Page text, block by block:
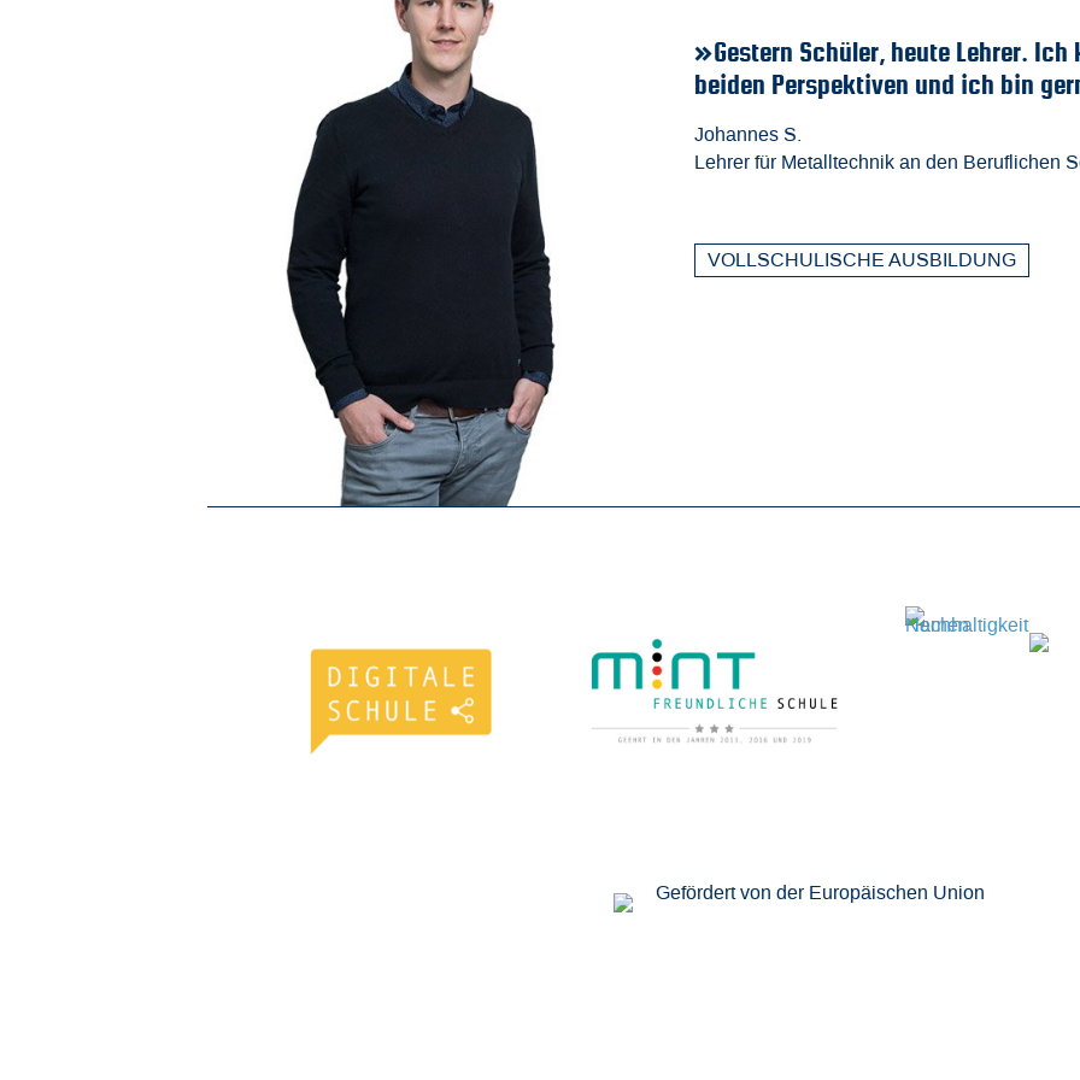
»Gestern Schüler, heute Lehrer. Ich kenne die Schule jetzt
beiden Perspektiven und ich bin gerne hier. Damals wie
Johannes S.
Lehrer für Metalltechnik an den Beruflichen Schulen Bad Hersfeld
VOLLSCHULISCHE AUSBILDUNG